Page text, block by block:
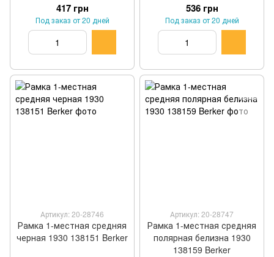
417 грн
Под заказ от 20 дней
536 грн
Под заказ от 20 дней
Артикул: 20-28746
Рамка 1-местная средняя
черная 1930 138151 Berker
Артикул: 20-28747
Рамка 1-местная средняя
полярная белизна 1930
138159 Berker